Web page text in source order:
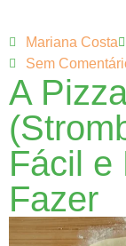
Mariana Costa
Sem
A
Fácil e
Fazer